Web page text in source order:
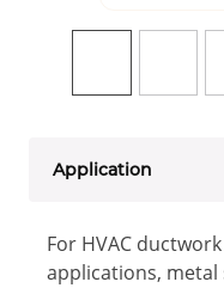
Application
For HVAC
applications,